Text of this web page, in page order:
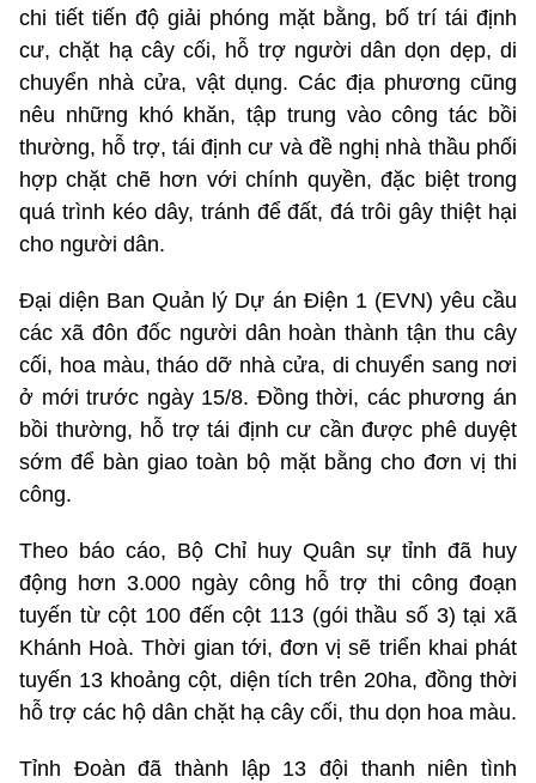
chi tiết tiến độ giải phóng mặt bằng, bố trí tái định
cư, chặt hạ cây cối, hỗ trợ người dân dọn dẹp, di
chuyển nhà cửa, vật dụng. Các địa phương cũng
nêu những khó khăn, tập trung vào công tác bồi
thường, hỗ trợ, tái định cư và đề nghị nhà thầu phối
hợp chặt chẽ hơn với chính quyền, đặc biệt trong
quá trình kéo dây, tránh để đất, đá trôi gây thiệt hại
cho người dân.
Đại diện Ban Quản lý Dự án Điện 1 (EVN) yêu cầu
các xã đôn đốc người dân hoàn thành tận thu cây
cối, hoa màu, tháo dỡ nhà cửa, di chuyển sang nơi
ở mới trước ngày 15/8. Đồng thời, các phương án
bồi thường, hỗ trợ tái định cư cần được phê duyệt
sớm để bàn giao toàn bộ mặt bằng cho đơn vị thi
công.
Theo báo cáo, Bộ Chỉ huy Quân sự tỉnh đã huy
động hơn 3.000 ngày công hỗ trợ thi công đoạn
tuyến từ cột 100 đến cột 113 (gói thầu số 3) tại xã
Khánh Hoà. Thời gian tới, đơn vị sẽ triển khai phát
tuyến 13 khoảng cột, diện tích trên 20ha, đồng thời
hỗ trợ các hộ dân chặt hạ cây cối, thu dọn hoa màu.
Tỉnh Đoàn đã thành lập 13 đội thanh niên tình